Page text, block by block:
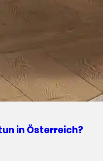
in Österreich?